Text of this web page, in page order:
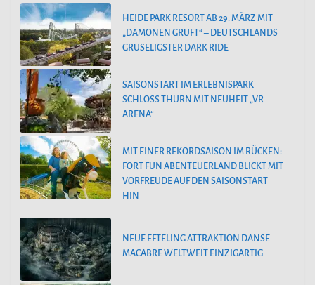
HEIDE PARK RESORT AB 29. MÄRZ MIT
„DÄMONEN GRUFT“ – DEUTSCHLANDS
GRUSELIGSTER DARK RIDE
SAISONSTART IM ERLEBNISPARK
SCHLOSS THURN MIT NEUHEIT „VR
ARENA“
MIT EINER REKORDSAISON IM RÜCKEN:
FORT FUN ABENTEUERLAND BLICKT MIT
VORFREUDE AUF DEN SAISONSTART
HIN
NEUE EFTELING ATTRAKTION DANSE
MACABRE WELTWEIT EINZIGARTIG